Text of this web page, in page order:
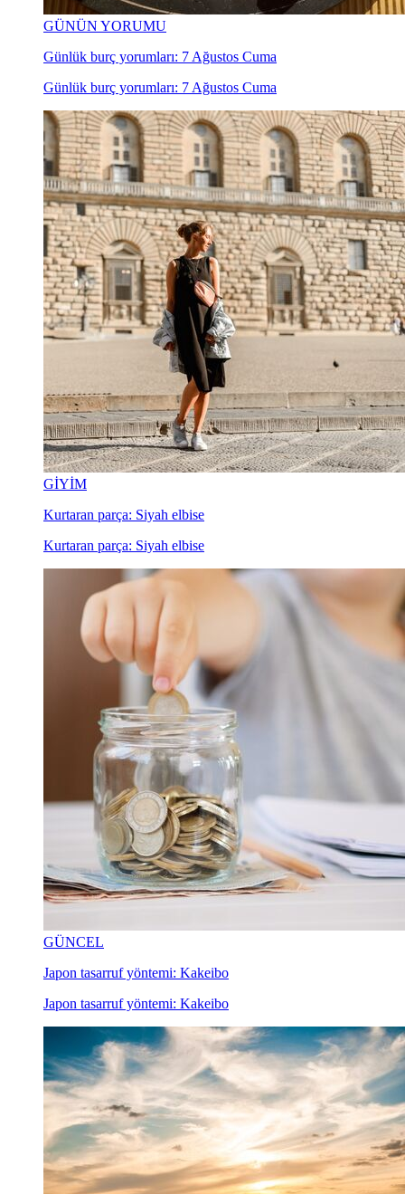
GÜNÜN YORUMU
Günlük burç yorumları: 7 Ağustos Cuma
Günlük burç yorumları: 7 Ağustos Cuma
GİYİM
Kurtaran parça: Siyah elbise
Kurtaran parça: Siyah elbise
GÜNCEL
Japon tasarruf yöntemi: Kakeibo
Japon tasarruf yöntemi: Kakeibo